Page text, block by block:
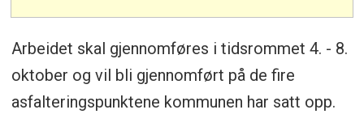
Arbeidet skal gjennomføres i tidsrommet 4. - 8.
oktober og vil bli gjennomført på de fire
asfalteringspunktene kommunen har satt opp.